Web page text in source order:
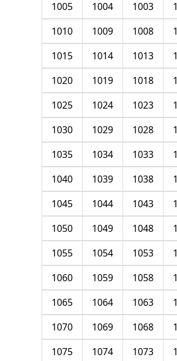
1003
1004
1005
1008
1009
1010
1013
1014
1015
1018
1019
1020
1023
1024
1025
1028
1029
1030
1033
1034
1035
1038
1039
1040
1043
1044
1045
1048
1049
1050
1053
1054
1055
1058
1059
1060
1063
1064
1065
1068
1069
1070
1073
1074
1075